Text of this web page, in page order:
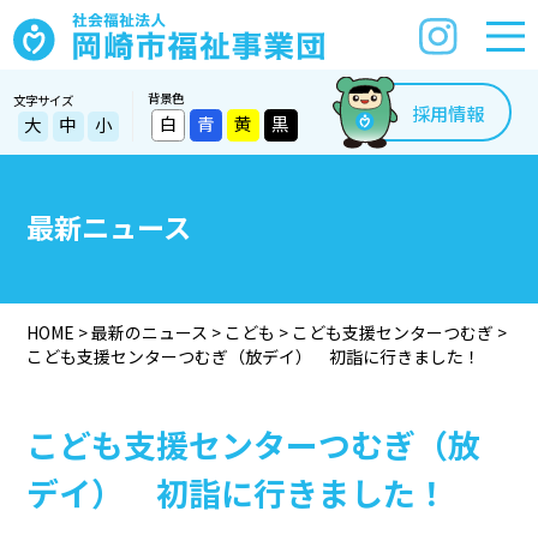
文字サイズ
大 中 小
背景色
白 青 黄 黒 採用情報
最新ニュース
HOME >最新のニュース > こども > こども支援センターつむぎ >
こども支援センターつむぎ（放デイ） 初詣に行きました！
こども支援センターつむぎ（放
デイ） 初詣に行きました！